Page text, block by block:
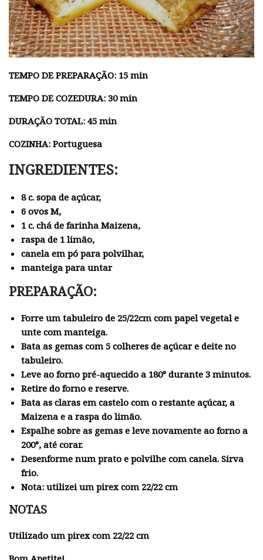
TEMPO DE PREPARAÇÃO: 15 min
TEMPO DE COZEDURA: 30 min
DURAÇÃO TOTAL: 45 min
COZINHA: Portuguesa
INGREDIENTES:
8 c. sopa de açúcar,
6 ovos M,
1 c. chá de farinha Maizena,
raspa de 1 limão,
canela em pó para polvilhar,
manteiga para untar
PREPARAÇÃO:
Forre um tabuleiro de 25/22cm com papel vegetal e
unte com manteiga.
Bata as gemas com 5 colheres de açúcar e deite no
tabuleiro.
Leve ao forno pré-aquecido a 180° durante 3 minutos.
Retire do forno e reserve.
Bata as claras em castelo com o restante açúcar, a
Maizena e a raspa do limão.
Espalhe sobre as gemas e leve novamente ao forno a
200°, até corar.
Desenforme num prato e polvilhe com canela. Sirva
frio.
Nota: utilizei um pirex com 22/22 cm
NOTAS
Utilizado um pirex com 22/22 cm